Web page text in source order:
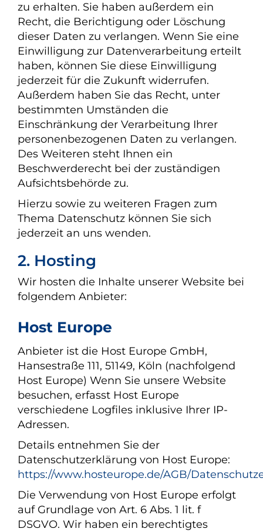
zu erhalten. Sie haben außerdem ein
Recht, die Berichtigung oder Löschung
dieser Daten zu verlangen. Wenn Sie eine
Einwilligung zur Datenverarbeitung erteilt
haben, können Sie diese Einwilligung
jederzeit für die Zukunft widerrufen.
Außerdem haben Sie das Recht, unter
bestimmten Umständen die
Einschränkung der Verarbeitung Ihrer
personenbezogenen Daten zu verlangen.
Des Weiteren steht Ihnen ein
Beschwerderecht bei der zuständigen
Aufsichtsbehörde zu.
Hierzu sowie zu weiteren Fragen zum
Thema Datenschutz können Sie sich
jederzeit an uns wenden.
2. Hosting
Wir hosten die Inhalte unserer Website bei
folgendem Anbieter:
Host Europe
Anbieter ist die Host Europe GmbH,
Hansestraße 111, 51149, Köln (nachfolgend
Host Europe) Wenn Sie unsere Website
besuchen, erfasst Host Europe
verschiedene Logfiles inklusive Ihrer IP-
Adressen.
Details entnehmen Sie der
Datenschutzerklärung von Host Europe:
https://www.hosteurope.de/AGB/
Die Verwendung von Host Europe erfolgt
auf Grundlage von Art. 6 Abs. 1 lit. f
DSGVO. Wir haben ein berechtigtes